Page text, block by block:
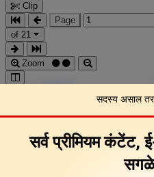
सदस्य असाल
सर्व प्रीमियम कंटेंट,
Clip
Page
of 21
Zoom